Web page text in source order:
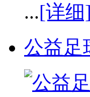
...[详细]
公益足